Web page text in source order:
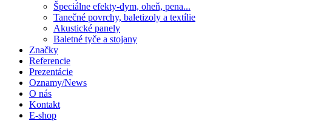
Špeciálne efekty-dym, oheň, pena...
Tanečné povrchy, baletizoly a textílie
Akustické panely
Baletné tyče a stojany
Značky
Referencie
Prezentácie
Oznamy/News
O nás
Kontakt
E-shop